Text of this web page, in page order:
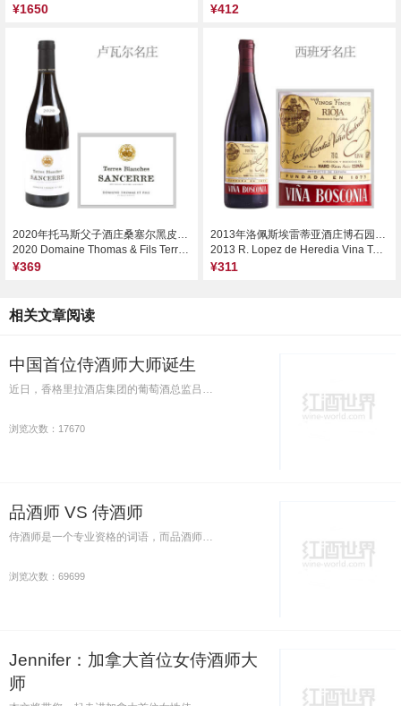
¥1650 ¥412
2020年托马斯父子酒庄桑塞尔黑皮诺红葡萄酒
2020 Domaine Thomas & Fils Terres Blanches Rouge, Sancerre, France
¥369
2013年洛佩斯埃雷蒂亚酒庄博石园里奥哈珍藏干红葡萄酒
2013 R. Lopez de Heredia Vina Tondonia Vina Bosconia Tinto Reserva, Rioja, Spain
¥311
相关文章阅读
中国首位侍酒师大师诞生
近日，香格里拉酒店集团的葡萄酒总监吕…
浏览次数：17670
品酒师 VS 侍酒师
侍酒师是一个专业资格的词语，而品酒师…
浏览次数：69699
Jennifer：加拿大首位女侍酒师大
师